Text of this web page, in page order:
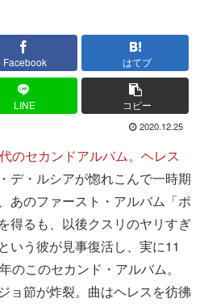
Facebook はてブ
LINE コピー
2020.12.25
のセカンドアルバム。ヘレス
デ・ルシアが惚れこんで一時期
あのファースト・アルバム「ポ
得るも、以後クスリのヤリすぎ
いう彼が見事復活し、実に11
のこのセカンド・アルバム。
ョ節が炸裂。曲はヘレスを彷彿